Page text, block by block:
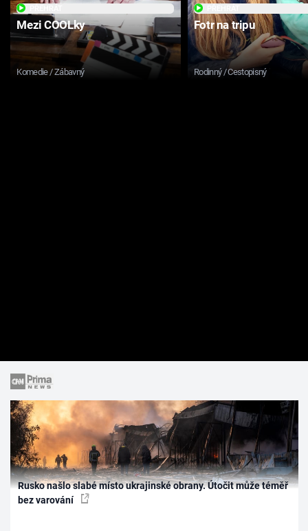
Mezi COOLky
Komedie / Zábavný
Fotr na tripu
Rodinný / Cestopisný
Rusko našlo slabé místo ukrajinské obrany. Útočit může téměř
bez varování